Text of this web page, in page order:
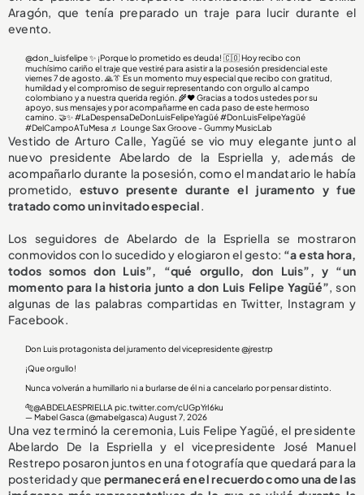
Aragón, que tenía preparado un traje para lucir durante el
evento.
@don_luisfelipe✨ ¡Porque lo prometido es deuda! 🇨🇴 Hoy recibo con
muchísimo cariño el traje que vestiré para asistir a la posesión presidencial este
viernes 7 de agosto. 🙏👔 Es un momento muy especial que recibo con gratitud,
humildad y el compromiso de seguir representando con orgullo al campo
colombiano y a nuestra querida región. 🌾❤️ Gracias a todos ustedes por su
apoyo, sus mensajes y por acompañarme en cada paso de este hermoso
camino. 🤝✨#LaDespensaDeDonLuisFelipeYagüé #DonLuisFelipeYagüé
#DelCampoATuMesa ♬ Lounge Sax Groove - Gummy MusicLab
Vestido de Arturo Calle, Yagüé se vio muy elegante junto al
nuevo presidente Abelardo de la Espriella y, además de
acompañarlo durante la posesión, como el mandatario le había
prometido, estuvo presente durante el juramento y fue
tratado como un invitado especial.
Los seguidores de Abelardo de la Espriella se mostraron
conmovidos con lo sucedido y elogiaron el gesto: “a esta hora,
todos somos don Luis”, “qué orgullo, don Luis”, y “un
momento para la historia junto a don Luis Felipe Yagüé”, son
algunas de las palabras compartidas en Twitter, Instagram y
Facebook.
Don Luis protagonista del juramento del vicepresidente@jrestrp
¡Que orgullo!
Nunca volverán a humillarlo ni a burlarse de él ni a cancelarlo por pensar distinto.
🐅@ABDELAESPRIELLA pic.twitter.com/cUGpYrI6ku
— Mabel Gasca (@mabelgasca)August 7, 2026
Una vez terminó la ceremonia, Luis Felipe Yagüé, el presidente
Abelardo De la Espriella y el vicepresidente José Manuel
Restrepo posaron juntos en una fotografía que quedará para la
posteridad y quepermanecerá en el recuerdo como una de las